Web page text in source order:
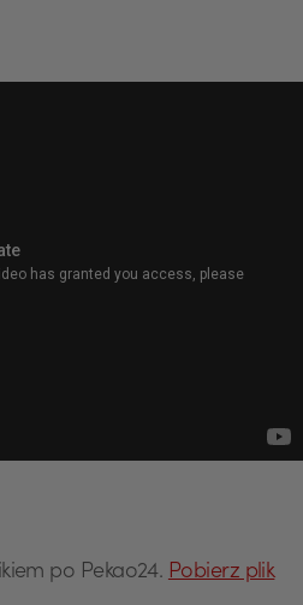
po Pekao24. Pobierz plik